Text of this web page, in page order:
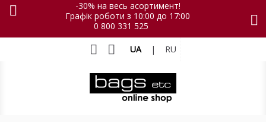
-30% на весь асортимент!
Графік роботи з 10:00 до 17:00
0 800 331 525
UA | RU